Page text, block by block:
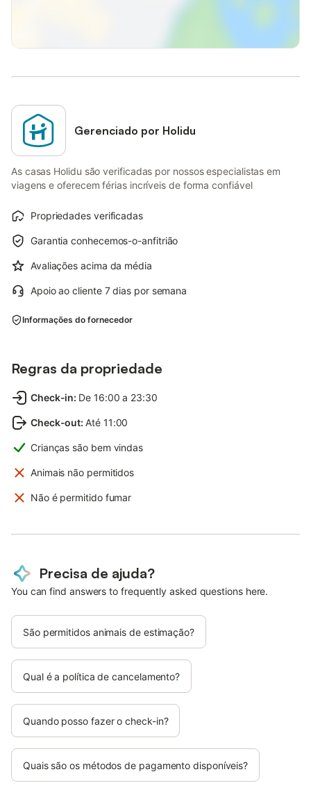
Gerenciado por Holidu
As casas Holidu são verificadas por nossos especialistas em
viagens e oferecem férias incríveis de forma confiável
Propriedades verificadas
Garantia conhecemos-o-anfitrião
Avaliações acima da média
Apoio ao cliente 7 dias por semana
Informações do fornecedor
Regras da propriedade
Check-in: De 16:00 a 23:30
Check-out: Até 11:00
Crianças são bem vindas
Animais não permitidos
Não é permitido fumar
Precisa de ajuda?
You can find answers to frequently asked questions here.
São permitidos animais de estimação?
Qual é a política de cancelamento?
Quando posso fazer o check-in?
Quais são os métodos de pagamento disponíveis?